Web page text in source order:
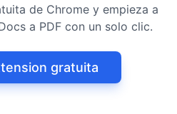
de Chrome y empieza a
a PDF con un solo clic.
gratuita